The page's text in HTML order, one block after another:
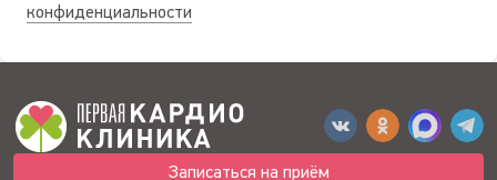
конфиденциальности
Записаться на приём